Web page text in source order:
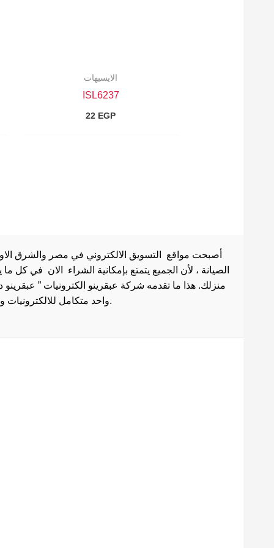
الايسيهات
ISL6237
22 EGP
أصبحت مواقع التسويق الالكتروني في مصر والشرق
الصيانة ، لأن الجميع يتمتع بإمكانية الشراء الان في كل
منزلك. هذا ما تقدمه شركة عبقرينو الكترونيات ”
واحد متكامل للالكترونيات وادوات الصيانة . هذا ما يجعل موقع عبقرينو دوت كوم من أفضل مواقع تسوق عبر الإنترنت في مصر.